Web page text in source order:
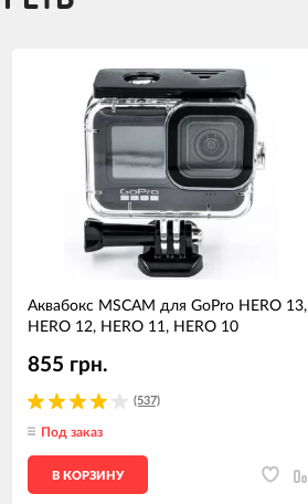
Аквабокс MSCAM для GoPro HERO 13,
HERO 12, HERO 11, HERO 10
(537)
855 грн.
Под заказ
В КОРЗИНУ